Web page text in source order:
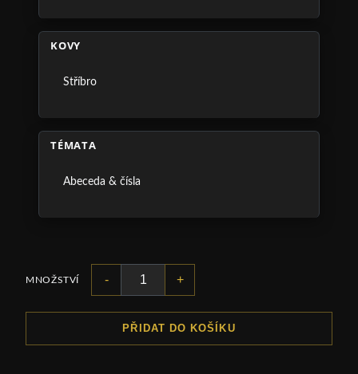
KOVY
Stříbro
TÉMATA
Abeceda & čísla
MNOŽSTVÍ - +
PŘIDAT DO KOŠÍKU